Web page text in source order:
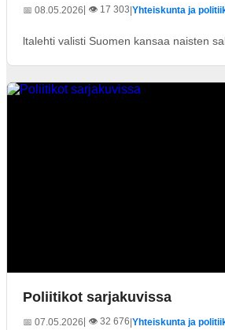
📅 08.05.2026| 👁️ 17 303 Yhteiskunta ja
ltalehti valisti Suomen kansaa naisten
Poliitikot sarjakuvissa
📅 07.05.2026| 👁️ 32 676 Yhteiskunta ja